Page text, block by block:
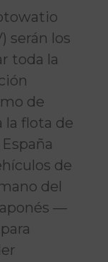
serán los
toda la
de
la flota de
de
del
—